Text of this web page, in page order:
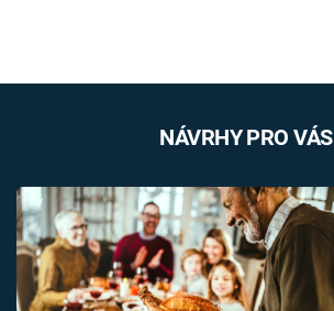
NÁVRHY PRO VÁS